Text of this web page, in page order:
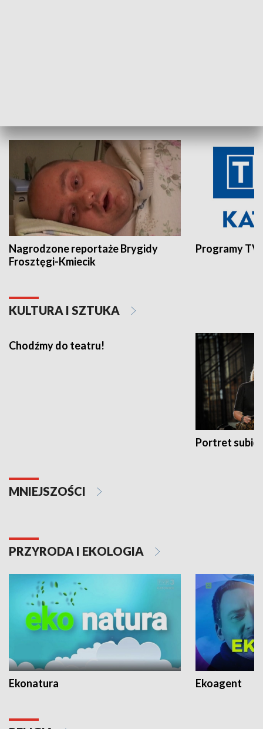
Nagrodzone reportaże Brygidy
Frosztęgi-Kmiecik
Programy
KULTURA I SZTUKA
Chodźmy do teatru!
Portret
MNIEJSZOŚCI
PRZYRODA I EKOLOGIA
Ekonatura Ekoagent